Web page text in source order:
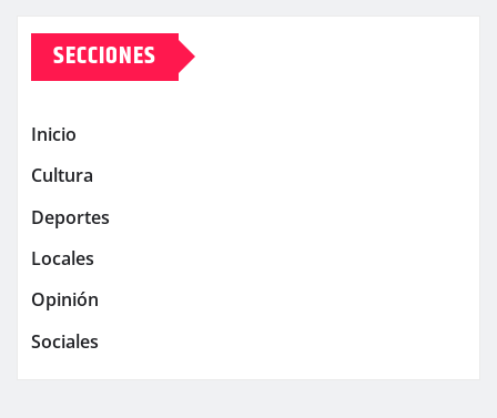
SECCIONES
Inicio
Cultura
Deportes
Locales
Opinión
Sociales